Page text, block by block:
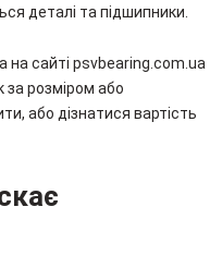
деталі та підшипники.
на сайті psvbearing.com.ua
за розміром або
або дізнатися вартість